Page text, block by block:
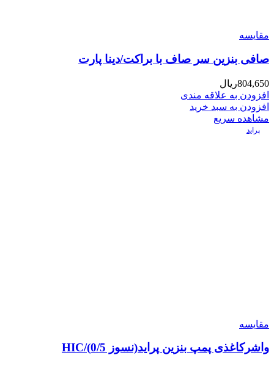
مقایسه
صافی بنزین سر صاف با براکت/دینا پارت
804,650ریال
افزودن به علاقه مندی
افزودن به سبد خرید
مشاهده سریع
پراید
مقایسه
واشرکاغذی پمپ بنزین پراید(نسوز 0/5)/HIC